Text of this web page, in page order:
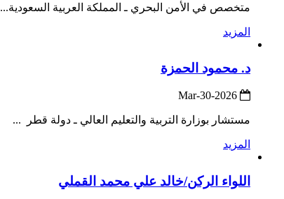
متخصص في الأمن البحري ـ المملكة العربية السعودية...
المزيد
د. محمود الحمزة
مستشار بوزارة التربية والتعليم العالي ـ دولة قطر ...
المزيد
اللواء الركن/خالد علي محمد القملي